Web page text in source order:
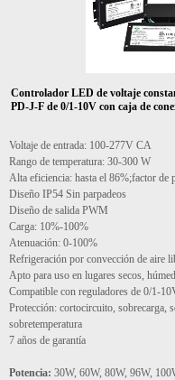
Controlador LED de voltaje
PD-J-F de 0/1-10V con caja de
Voltaje de entrada: 100-277V CA
Rango de temperatura: 30-300 W
Alta eficiencia: hasta el 86%;factor de
Diseño IP54 Sin parpadeos
Diseño de salida PWM
Carga: 10%-100%
Atenuación: 0-100%
Refrigeración por convección de aire
Apto para uso en lugares secos,
Compatible con reguladores de 0/1-
Protección: cortocircuito, sobrecarga,
sobretemperatura
7 años de garantía
Potencia: 30W, 60W, 80W, 96W,